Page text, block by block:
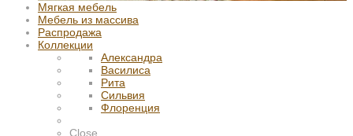
Мягкая мебель
Мебель из массива
Распродажа
Коллекции
Александра
Василиса
Рита
Сильвия
Флоренция
Close